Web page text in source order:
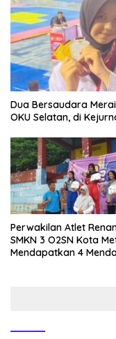
Dua Bersaudara
OKU Selatan, di
Perwakilan Atlet
SMKN 3 O2SN Kota
Mendapatkan 4